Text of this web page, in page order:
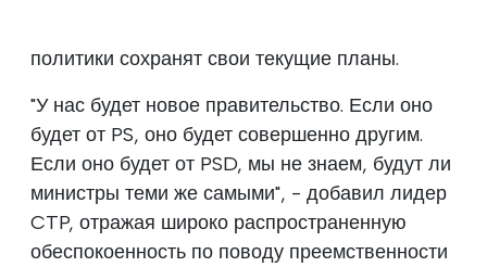
политики сохранят свои текущие планы.
"У нас будет новое правительство. Если оно
будет от PS, оно будет совершенно другим.
Если оно будет от PSD, мы не знаем, будут ли
министры теми же самыми", - добавил лидер
CTP, отражая широко распространенную
обеспокоенность по поводу преемственности